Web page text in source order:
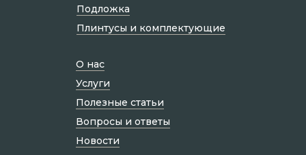
О нас
Услуги
Полезные статьи
Вопросы и ответы
Новости
Подложка
Плинтусы и комплектующие